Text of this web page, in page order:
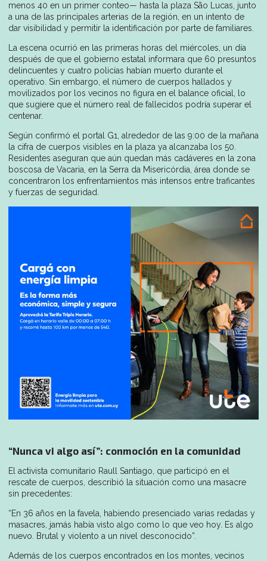
menos 40 en un primer conteo— hasta la plaza São Lucas, junto
a una de las principales arterias de la región, en un intento de
dar visibilidad y permitir la identificación por parte de familiares.
La escena ocurrió en las primeras horas del miércoles, un día
después de que el gobierno estatal informara que 60 presuntos
delincuentes y cuatro policías habían muerto durante el
operativo. Sin embargo, el número de cuerpos hallados y
movilizados por los vecinos no figura en el balance oficial, lo
que sugiere que el número real de fallecidos podría superar el
centenar.
Según confirmó el portal G1, alrededor de las 9:00 de la mañana
la cifra de cuerpos visibles en la plaza ya alcanzaba los 50.
Residentes aseguran que aún quedan más cadáveres en la zona
boscosa de Vacaria, en la Serra da Misericórdia, área donde se
concentraron los enfrentamientos más intensos entre traficantes
y fuerzas de seguridad.
“Nunca vi algo así”: conmoción en la comunidad
El activista comunitario Raull Santiago, que participó en el
rescate de cuerpos, describió la situación como una masacre
sin precedentes:
“En 36 años en la favela, habiendo presenciado varias redadas y
masacres, jamás había visto algo como lo que veo hoy. Es algo
nuevo. Brutal y violento a un nivel desconocido”.
Además de los cuerpos encontrados en los montes, vecinos